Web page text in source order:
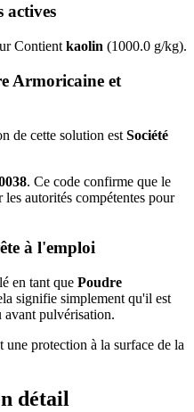
actives
Contient kaolin (1000.0 g/kg).
Armoricaine et
de cette solution est Société
. Ce code confirme que le
autorités compétentes pour
à l'emploi
en tant que Poudre
signifie simplement qu'il est
avant pulvérisation.
protection à la surface de la
détail